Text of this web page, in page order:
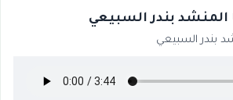
المنشد بندر السبيعي
بندر السبيعي